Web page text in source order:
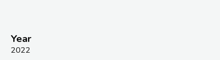
Year
2022